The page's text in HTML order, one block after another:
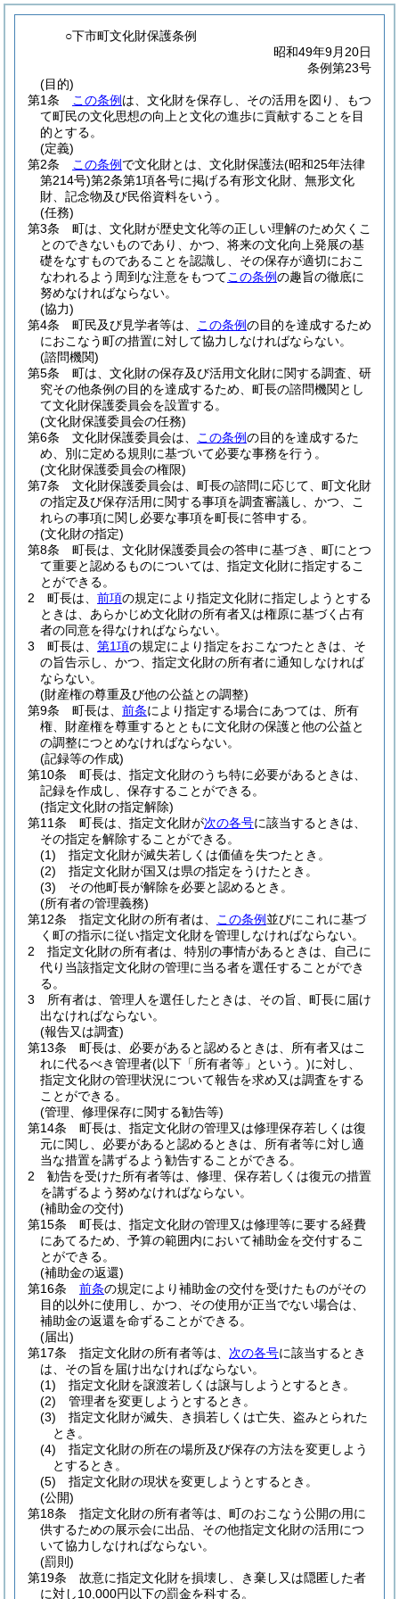
○下市町文化財保護条例
昭和49年9月20日
条例第23号
(目的)
第1条
この条例 は、文化財を保存し、その活用を図り、もつ
て町民の文化思想の向上と文化の進歩に貢献することを目
的とする。
(定義)
第2条
この条例 で文化財とは、文化財保護法(昭和25年法律
第214号)第2条第1項各号に掲げる有形文化財、無形文化
財、記念物及び民俗資料をいう。
(任務)
第3条
町は、文化財が歴史文化等の正しい理解のため欠くこ
とのできないものであり、かつ、将来の文化向上発展の基
礎をなすものであることを認識し、その保存が適切におこ
なわれるよう周到な注意をもつてこの条例の趣旨の徹底に
努めなければならない。
(協力)
第4条
町民及び見学者等は、 この条例の目的を達成するため
におこなう町の措置に対して協力しなければならない。
(諮問機関)
第5条
町は、文化財の保存及び活用文化財に関する調査、研
究その他条例の目的を達成するため、町長の諮問機関とし
て文化財保護委員会を設置する。
(文化財保護委員会の任務)
第6条
文化財保護委員会は、 この条例の目的を達成するた
め、別に定める規則に基づいて必要な事務を行う。
(文化財保護委員会の権限)
第7条
文化財保護委員会は、町長の諮問に応じて、町文化財
の指定及び保存活用に関する事項を調査審議し、かつ、こ
れらの事項に関し必要な事項を町長に答申する。
(文化財の指定)
第8条
町長は、文化財保護委員会の答申に基づき、町にとつ
て重要と認めるものについては、指定文化財に指定するこ
とができる。
2
町長は、 前項の規定により指定文化財に指定しようとする
ときは、あらかじめ文化財の所有者又は権原に基づく占有
者の同意を得なければならない。
3
町長は、 第1項の規定により指定をおこなつたときは、そ
の旨告示し、かつ、指定文化財の所有者に通知しなければ
ならない。
(財産権の尊重及び他の公益との調整)
第9条
町長は、 前条により指定する場合にあつては、所有
権、財産権を尊重するとともに文化財の保護と他の公益と
の調整につとめなければならない。
(記録等の作成)
第10条
町長は、指定文化財のうち特に必要があるときは、
記録を作成し、保存することができる。
(指定文化財の指定解除)
第11条
町長は、指定文化財が次の各号に該当するときは、
その指定を解除することができる。
(1)
指定文化財が滅失若しくは価値を失つたとき。
(2)
指定文化財が国又は県の指定をうけたとき。
(3)
その他町長が解除を必要と認めるとき。
(所有者の管理義務)
第12条
指定文化財の所有者は、 この条例 並びにこれに基づ
く町の指示に従い指定文化財を管理しなければならない。
2
指定文化財の所有者は、特別の事情があるときは、自己に
代り当該指定文化財の管理に当る者を選任することができ
る。
3
所有者は、管理人を選任したときは、その旨、町長に届け
出なければならない。
(報告又は調査)
第13条
町長は、必要があると認めるときは、所有者又はこ
れに代るべき管理者(以下「所有者等」という。)に対し、
指定文化財の管理状況について報告を求め又は調査をする
ことができる。
(管理、修理保存に関する勧告等)
第14条
町長は、指定文化財の管理又は修理保存若しくは復
元に関し、必要があると認めるときは、所有者等に対し適
当な措置を講ずるよう勧告することができる。
2
勧告を受けた所有者等は、修理、保存若しくは復元の措置
を講ずるよう努めなければならない。
(補助金の交付)
第15条
町長は、指定文化財の管理又は修理等に要する経費
にあてるため、予算の範囲内において補助金を交付するこ
とができる。
(補助金の返還)
第16条
前条の規定により補助金の交付を受けたものがその
目的以外に使用し、かつ、その使用が正当でない場合は、
補助金の返還を命ずることができる。
(届出)
第17条
指定文化財の所有者等は、 次の各号に該当するとき
は、その旨を届け出なければならない。
(1)
指定文化財を譲渡若しくは譲与しようとするとき。
(2)
管理者を変更しようとするとき。
(3)
指定文化財が滅失、き損若しくは亡失、盗みとられた
とき。
(4)
指定文化財の所在の場所及び保存の方法を変更しよう
とするとき。
(5)
指定文化財の現状を変更しようとするとき。
(公開)
第18条
指定文化財の所有者等は、町のおこなう公開の用に
供するための展示会に出品、その他指定文化財の活用につ
いて協力しなければならない。
(罰則)
第19条
故意に指定文化財を損壊し、き棄し又は隠匿した者
に対し10,000円以下の罰金を科する。